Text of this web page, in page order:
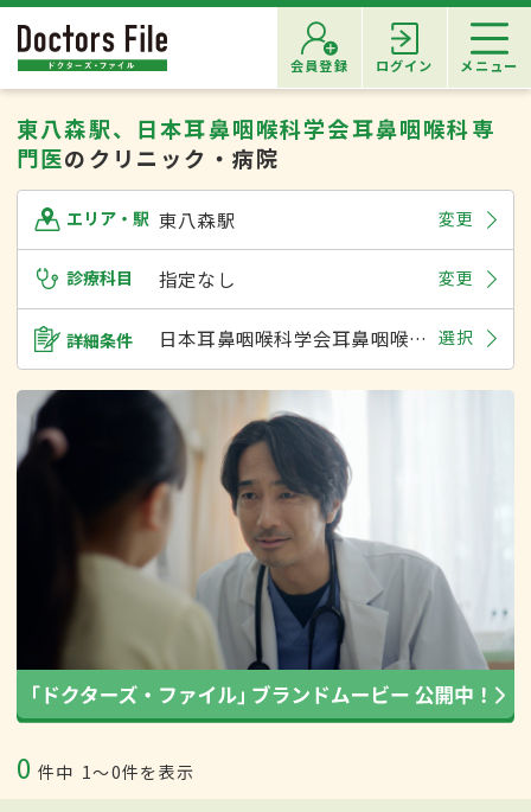
会員登録 ログイン メニュー
東八森駅、日本耳鼻咽喉科学会耳鼻咽喉科専
門医のクリニック・病院
エリア・駅 東八森駅 変更
診療科目 指定なし 変更
詳細条件 日本耳鼻咽喉科学会耳鼻咽喉科専門医 選択
0 件中 1〜0件を表示